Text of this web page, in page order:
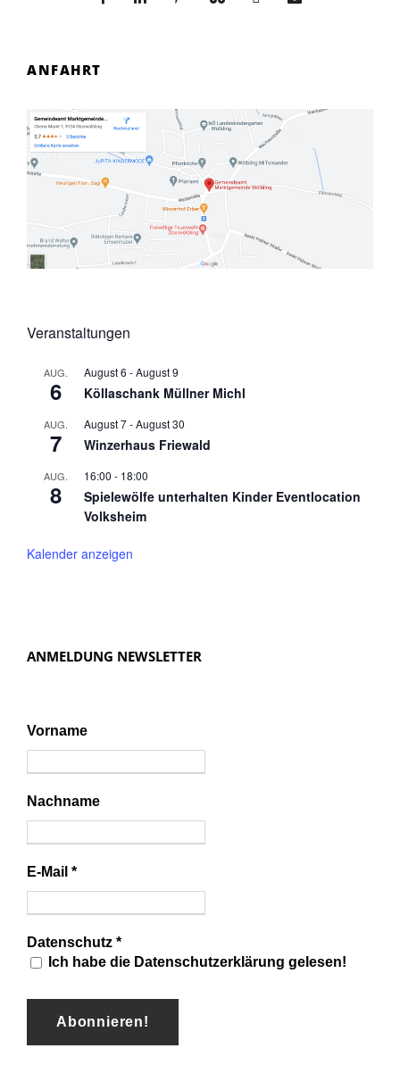
ANFAHRT
Veranstaltungen
AUG.
6
August 6 -August 9
Köllaschank Müllner Michl
AUG.
7
August 7-August 30
Winzerhaus Friewald
AUG.
8
16:00 - 18:00
Spielewölfe unterhalten Kinder Eventlocation
Volksheim
Kalender anzeigen
ANMELDUNG NEWSLETTER
Vorname
Nachname
E-Mail *
Datenschutz *
Ich habe die Datenschutzerklärung gelesen!